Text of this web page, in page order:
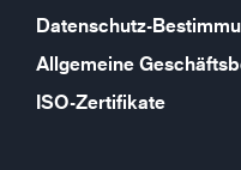
Datenschutz-
Allgemeine
ISO-Zertifikate